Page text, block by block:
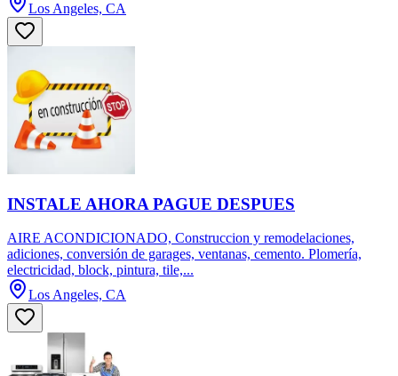
Los Angeles, CA
INSTALE AHORA PAGUE DESPUES
AIRE ACONDICIONADO, Construccion y remodelaciones,
adiciones, conversión de garages, ventanas, cemento. Plomería,
electricidad, block, pintura, tile,...
Los Angeles, CA